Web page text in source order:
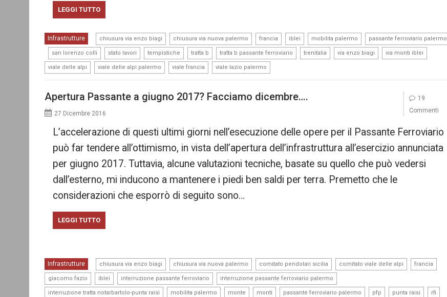
LEGGI TUTTO
Infrastrutture chiusura via enzo biagi chiusura via nuova palermo francia iblei mobilita palermo passante ferroviario palermo
san lorenzo colli stato lavori tempistiche tratta b tratta b passante ferroviario trenitalia via enzo biagi via monti iblei
viale delle alpi viale delle alpi palermo viale francia viale lazio palermo
Apertura Passante a giugno 2017? Facciamo dicembre….
27 Dicembre 2016
L’accelerazione di questi ultimi giorni nell’esecuzione delle opere per il Passante Ferroviario
può far tendere all’ottimismo, in vista dell’apertura dell’infrastruttura all’esercizio annunciata
per giugno 2017. Tuttavia, alcune valutazioni tecniche, basate su quello che può vedersi
dall’esterno, mi inducono a mantenere i piedi ben saldi per terra. Premetto che le
considerazioni che esporrò di seguito sono…
LEGGI TUTTO
Infrastrutture chiusura via enzo biagi chiusura via nuova palermo comitato pendolari sicilia comitato viale delle alpi francia
giacomo fazio iblei interruzione passante ferroviario interruzione passante ferroviario palermo
interruzione tratta notarbartolo-punta raisi mobilita palermo monte monti passante ferroviario palermo pfp punta raisi rfi
19
Commenti